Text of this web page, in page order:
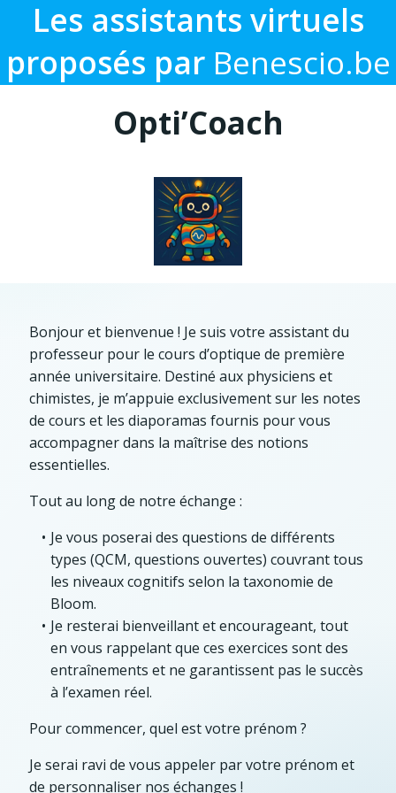
Les assistants virtuels
proposés par Benescio.be
Opti’Coach
Bonjour et bienvenue ! Je suis votre assistant du
professeur pour le cours d’optique de première
année universitaire. Destiné aux physiciens et
chimistes, je m’appuie exclusivement sur les notes
de cours et les diaporamas fournis pour vous
accompagner dans la maîtrise des notions
essentielles.
Tout au long de notre échange :
Je vous poserai des questions de différents
types (QCM, questions ouvertes) couvrant tous
les niveaux cognitifs selon la taxonomie de
Bloom.
Je resterai bienveillant et encourageant, tout
en vous rappelant que ces exercices sont des
entraînements et ne garantissent pas le succès
à l’examen réel.
Pour commencer, quel est votre prénom ?
Je serai ravi de vous appeler par votre prénom et
de personnaliser nos échanges !